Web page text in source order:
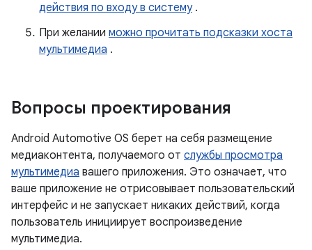
действия по входу в систему.
При желании можно прочитать подсказки хоста
мультимедиа .
Вопросы проектирования
Android Automotive OS берет на себя размещение
медиаконтента, получаемого от службы просмотра
мультимедиа вашего приложения. Это означает, что
ваше приложение не отрисовывает пользовательский
интерфейс и не запускает никаких действий, когда
пользователь инициирует воспроизведение
мультимедиа.